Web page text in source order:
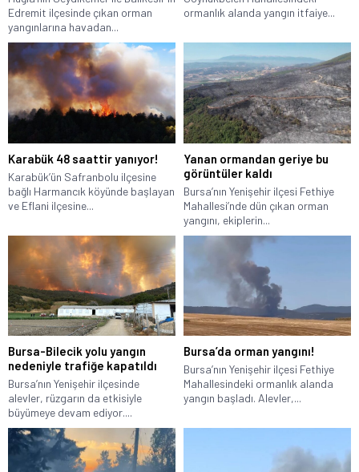
Edremit ilçesinde çıkan orman
yangınlarına havadan...
ormanlık alanda yangın itfaiye...
Karabük 48 saattir yanıyor!
Karabük’ün Safranbolu ilçesine
bağlı Harmancık köyünde başlayan
ve Eflani ilçesine...
Yanan ormandan geriye bu
görüntüler kaldı
Bursa’nın Yenişehir ilçesi Fethiye
Mahallesi’nde dün çıkan orman
yangını, ekiplerin...
Bursa-Bilecik yolu yangın
nedeniyle trafiğe kapatıldı
Bursa’nın Yenişehir ilçesinde
alevler, rüzgarın da etkisiyle
büyümeye devam ediyor....
Bursa’da orman yangını!
Bursa’nın Yenişehir ilçesi Fethiye
Mahallesindeki ormanlık alanda
yangın başladı. Alevler,...